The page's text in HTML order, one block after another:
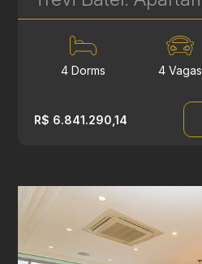
4 Dorms 4 Vagas
R$ 6.841.290,14